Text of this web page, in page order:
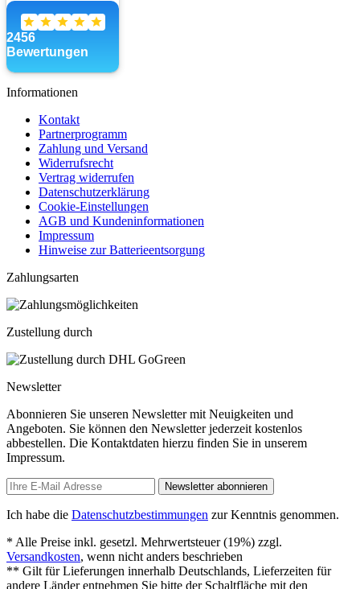
Informationen
Kontakt
Partnerprogramm
Zahlung und Versand
Widerrufsrecht
Vertrag widerrufen
Datenschutzerklärung
Cookie-Einstellungen
AGB und Kundeninformationen
Impressum
Hinweise zur Batterieentsorgung
Zahlungsarten
Zustellung durch
Newsletter
Abonnieren Sie unseren Newsletter mit Neuigkeiten und
Angeboten. Sie können den Newsletter jederzeit kostenlos
abbestellen. Die Kontaktdaten hierzu finden Sie in unserem
Impressum.
Newsletter abonnieren
Ich habe die Datenschutzbestimmungen zur Kenntnis genommen.
* Alle Preise inkl. gesetzl. Mehrwertsteuer (19%) zzgl.
Versandkosten, wenn nicht anders beschrieben
** Gilt für Lieferungen innerhalb Deutschlands, Lieferzeiten für
andere Länder entnehmen Sie bitte der Schaltfläche mit den